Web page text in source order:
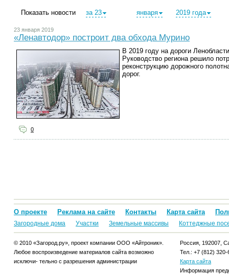
Показать новости за 23 января 2019 года
23 января 2019
«Ленавтодор» построит два обхода Мурино
В 2019 году на дороги
Руководство региона решило
реконструкцию дорожного
дорог.
0
О проекте Реклама на сайте Контакты Карта сайта
Загородные дома Участки Земельные массивы Коттеджные
© 2010 «Загород.ру», проект компании ООО «Айтроник».
Любое воспроизведение материалов сайта возможно
исключи- тельно с разрешения администрации
Россия, 192007,
Тел.: +7 (812) 320-
Карта сайта
Информация